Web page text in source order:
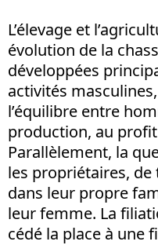
L’élevage et
évolution de la
développées
activités
l’équilibre entre
production, au
Parallèlement, la
les propriétaires,
dans leur propre
leur femme. La
cédé la place à une